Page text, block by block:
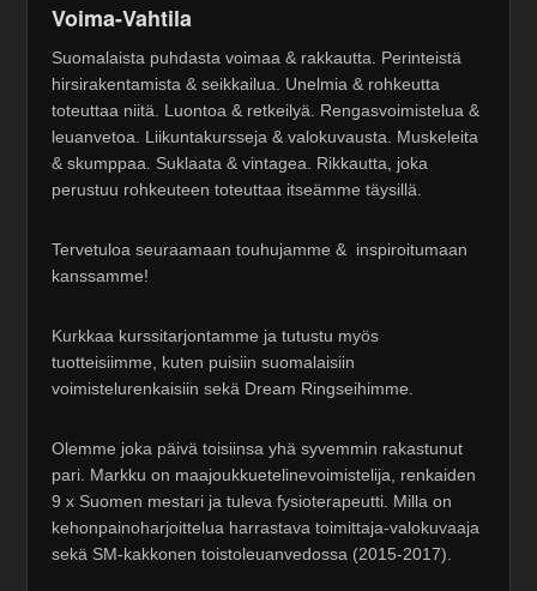
Voima-Vahtila
Suomalaista puhdasta voimaa & rakkautta. Perinteistä
hirsirakentamista & seikkailua. Unelmia & rohkeutta
toteuttaa niitä. Luontoa & retkeilyä. Rengasvoimistelua &
leuanvetoa. Liikuntakursseja & valokuvausta. Muskeleita
& skumppaa. Suklaata & vintagea. Rikkautta, joka
perustuu rohkeuteen toteuttaa itseämme täysillä.
Tervetuloa seuraamaan touhujamme & inspiroitumaan
kanssamme!
Kurkkaa kurssitarjontamme ja tutustu myös
tuotteisiimme, kuten puisiin suomalaisiin
voimistelurenkaisiin sekä Dream Ringseihimme.
Olemme joka päivä toisiinsa yhä syvemmin rakastunut
pari. Markku on maajoukkuetelinevoimistelija, renkaiden
9 x Suomen mestari ja tuleva fysioterapeutti. Milla on
kehonpainoharjoittelua harrastava toimittaja-valokuvaaja
sekä SM-kakkonen toistoleuanvedossa (2015-2017).